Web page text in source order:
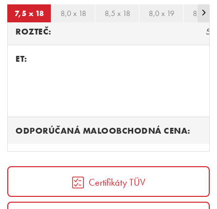
7,5 x 18 8,0 x 18 8,5 x 18 8,0 x 19 8,5 x
ROZTEČ: 5/
ET:
ODPORÚČANÁ MALOOBCHODNÁ CENA:
Certifikáty TÜV